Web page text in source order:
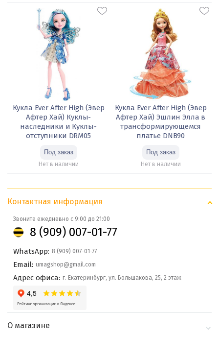
Кукла Ever After High (Эвер
Афтер Хай) Куклы-
наследники и Куклы-
отступники DRM05
Нет в наличии
Кукла Ever After High (Эвер
Афтер Хай) Эшлин Элла в
трансформирующемся
платье DNB90
Нет в наличии
Контактная информация
Звоните ежедневно с 9:00 до 21:00
8 (909) 007-01-77
WhatsApp: 8 (909) 007-01-77
Email: umagshop@gmail.com
Адрес офиса: г. Екатеринбург, ул. Большакова, 25, 2 этаж
О магазине